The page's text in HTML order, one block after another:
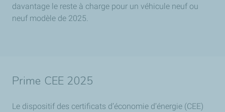
davantage le reste à charge pour un véhicule neuf ou
neuf modèle de 2025.
Prime CEE 2025
Le dispositif des certificats d’économie d’énergie (CEE)